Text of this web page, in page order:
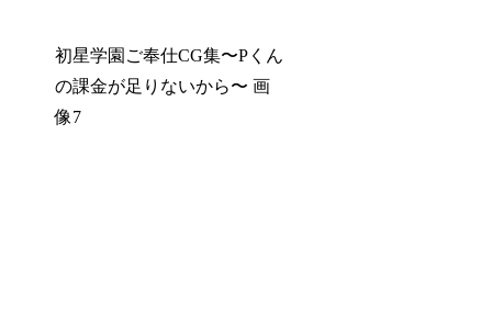
初星学園ご奉仕CG集〜Pくん
の課金が足りないから〜 画
像7